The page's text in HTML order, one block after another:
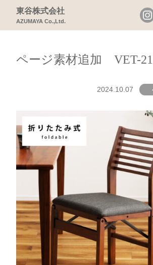
東谷株式会社
AZUMAYA Co.,Ltd.
ページ素材追加 VET-
2024.10.07